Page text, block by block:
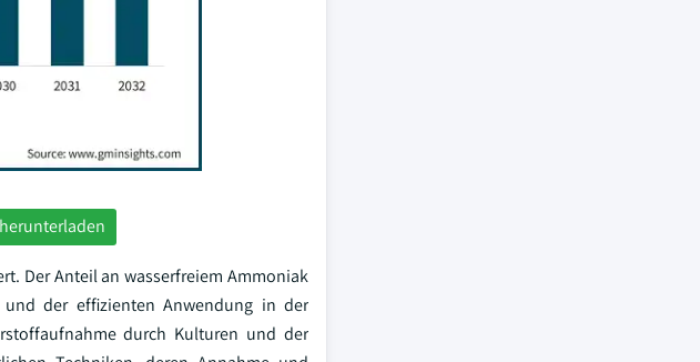
Der Anteil an wasserfreiem Ammoniak
der effizienten Anwendung in der
durch Kulturen und der